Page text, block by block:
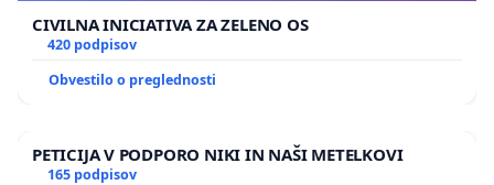
CIVILNA INICIATIVA ZA ZELENO OS
420 podpisov
Obvestilo o preglednosti
PETICIJA V PODPORO NIKI IN NAŠI METELKOVI
165 podpisov